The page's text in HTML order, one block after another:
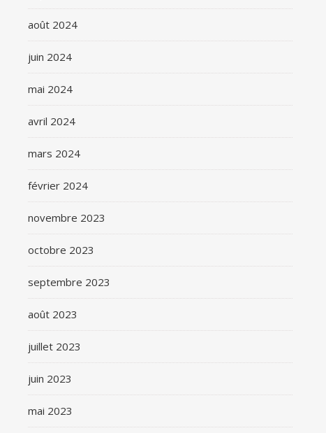
août 2024
juin 2024
mai 2024
avril 2024
mars 2024
février 2024
novembre 2023
octobre 2023
septembre 2023
août 2023
juillet 2023
juin 2023
mai 2023